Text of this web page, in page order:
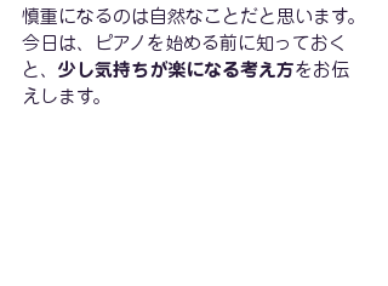
慎重になるのは自然なことだと思います。
今日は、ピアノを始める前に知っておく
と、 少し気持ちが楽になる考え方をお伝
えします。